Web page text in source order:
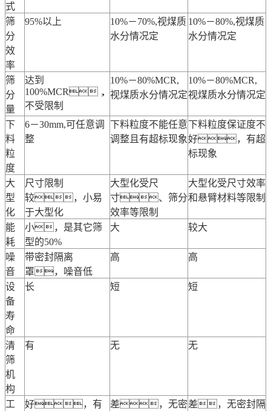
式
筛
分
效
率
95%以上
10%－70%,视煤质
水分情况定
10%－80%,视煤质
水分情况定
筛
分
量
达到
100%MCR，
不受限制
10%－80%MCR,
视煤质水分情况定
10%－80%MCR,
视煤质水分情况定
下
料
粒
度
6－30mm,可任意调
整
下料粒度不能任意
调整且有超标现象
下料粒度保证度不
好，有超
标现象
大
型
化
尺寸限制
较，小易
于大型化
大型化受尺
寸、筛分
效率等限制
大型化受尺寸效率
和悬臂材料等限制
能
耗
小，是其它筛
型的50%
大 较大
噪
音
带密封隔离
罩，噪音低
高 高
设
备
寿
命
长 短 短
清
筛
机
构
有 无 无
工 好，有 差，无密差，无密封隔